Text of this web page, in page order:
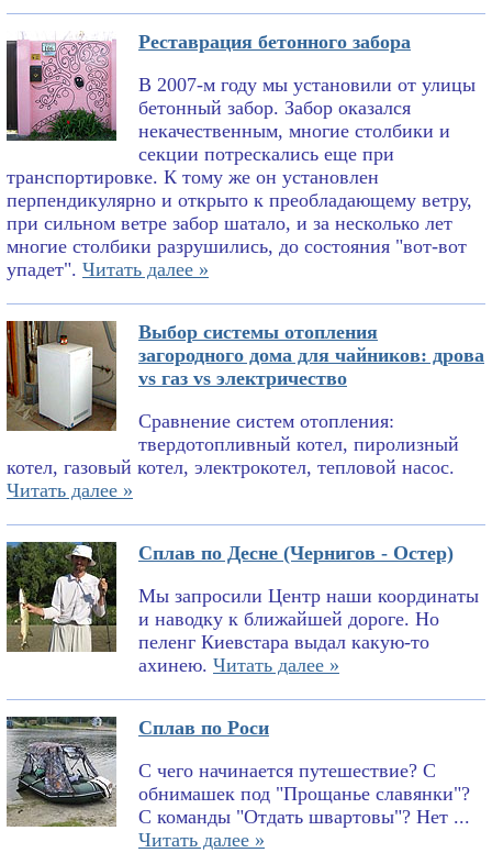
Реставрация бетонного забора
В 2007-м году мы установили от улицы
бетонный забор. Забор оказался
некачественным, многие столбики и
секции потрескались еще при
транспортировке. К тому же он установлен
перпендикулярно и открыто к преобладающему ветру,
при сильном ветре забор шатало, и за несколько лет
многие столбики разрушились, до состояния "вот-вот
упадет". Читать далее »
Выбор системы отопления
загородного дома для чайников: дрова
vs газ vs электричество
Сравнение систем отопления:
твердотопливный котел, пиролизный
котел, газовый котел, электрокотел, тепловой насос.
Читать далее »
Сплав по Десне (Чернигов - Остер)
Мы запросили Центр наши координаты
и наводку к ближайшей дороге. Но
пеленг Киевстара выдал какую-то
ахинею. Читать далее »
Сплав по Роси
С чего начинается путешествие? С
обнимашек под "Прощанье славянки"?
С команды "Отдать швартовы"? Нет ...
Читать далее »